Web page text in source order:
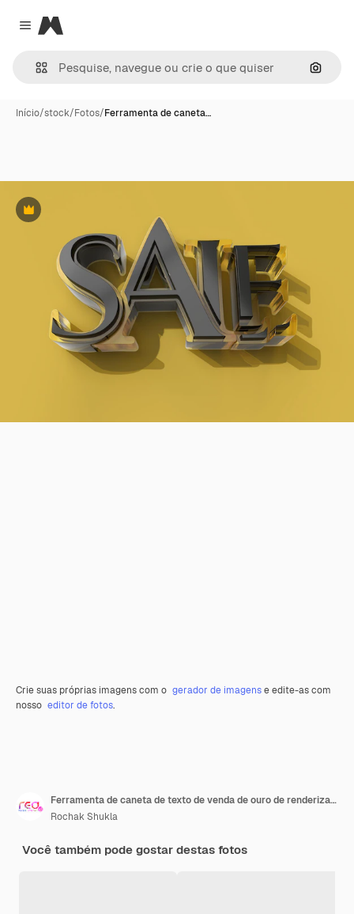
Close menu
Magnific
Início/stock/Fotos/Ferramenta de caneta…
Premium
Crie suas próprias imagens com o gerador de imagense edite-as com
nosso editor de fotos.
Ferramenta de caneta de texto de venda de ouro de renderização 3D criada caminho de recorte incluído em JPEG fácil de compor
Rochak Shukla
Você também pode gostar destas fotos